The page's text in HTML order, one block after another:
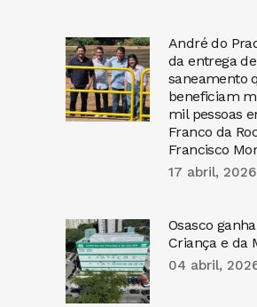
André do
da entrega
saneamento
beneficiam
mil pessoas
Franco da
Francisco
17 abril, 2026
Osasco
Criança e da
04 abril,